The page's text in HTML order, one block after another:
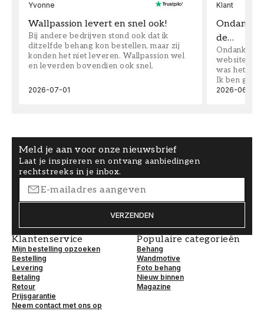
Yvonne
Wallpassion levert en snel ook!
Bij andere bedrijven stond ook dat ik
ditzelfde behang kon bestellen, maar zij
konden het niet leveren. Wallpassion wel
en leverden bovendien ook snel.
2026-07-01
Klant
Ondanks
de…
Ondanks
website
was het
Ik ben
2026-06-08
Meld je aan voor onze nieuwsbrief
Laat je inspireren en ontvang aanbiedingen
rechtstreeks in je inbox.
VERZENDEN
Klantenservice
Mijn bestelling opzoeken
Bestelling
Levering
Betaling
Retour
Prijsgarantie
Neem contact met ons op
Populaire categorieën
Behang
Wandmotive
Foto behang
Nieuw binnen
Magazine